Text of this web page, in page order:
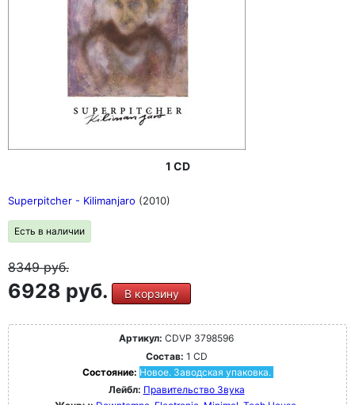
1 CD
Superpitcher - Kilimanjaro (2010)
Есть в наличии
8349руб.
6928 руб. В корзину
Артикул: CDVP 3798596
Состав: 1 CD
Состояние: Новое. Заводская упаковка.
Лейбл: Правительство Звука